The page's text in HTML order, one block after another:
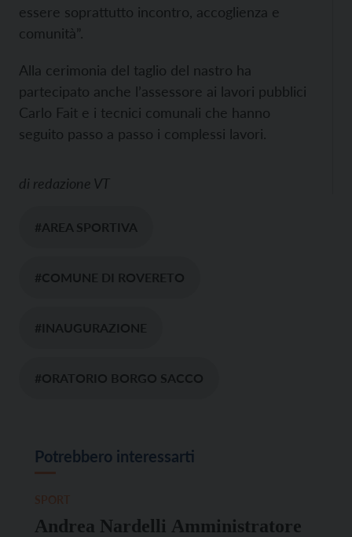
essere soprattutto incontro, accoglienza e
comunità”.
Alla cerimonia del taglio del nastro ha
partecipato anche l’assessore ai lavori pubblici
Carlo Fait e i tecnici comunali che hanno
seguito passo a passo i complessi lavori.
di redazione VT
#AREA SPORTIVA
#COMUNE DI ROVERETO
#INAUGURAZIONE
#ORATORIO BORGO SACCO
Potrebbero interessarti
Andrea Nardelli Amministratore